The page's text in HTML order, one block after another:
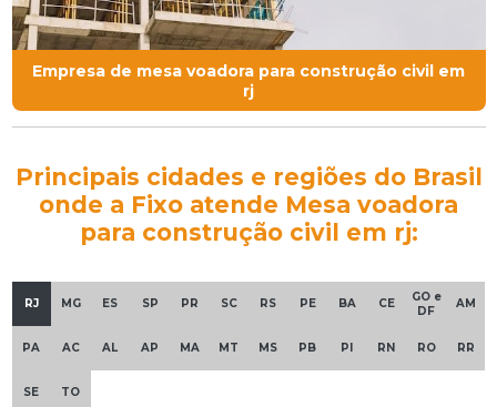
Empresa de mesa voadora para construção civil em
rj
Principais cidades e regiões do Brasil
onde a Fixo atende Mesa voadora
para construção civil em rj:
RJ MG ES SP PR SC RS PE BA CE
GO e
DF
AM
PA AC AL AP MA MT MS PB PI RN RO RR
SE TO